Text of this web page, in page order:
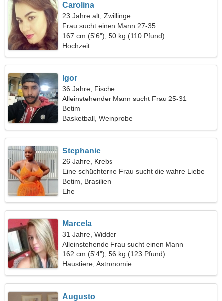
Carolina
23 Jahre alt, Zwillinge
Frau sucht einen Mann 27-35
167 cm (5'6"), 50 kg (110 Pfund)
Hochzeit
Igor
36 Jahre, Fische
Alleinstehender Mann sucht Frau 25-31
Betim
Basketball, Weinprobe
Stephanie
26 Jahre, Krebs
Eine schüchterne Frau sucht die wahre Liebe
Betim, Brasilien
Ehe
Marcela
31 Jahre, Widder
Alleinstehende Frau sucht einen Mann
162 cm (5'4"), 56 kg (123 Pfund)
Haustiere, Astronomie
Augusto